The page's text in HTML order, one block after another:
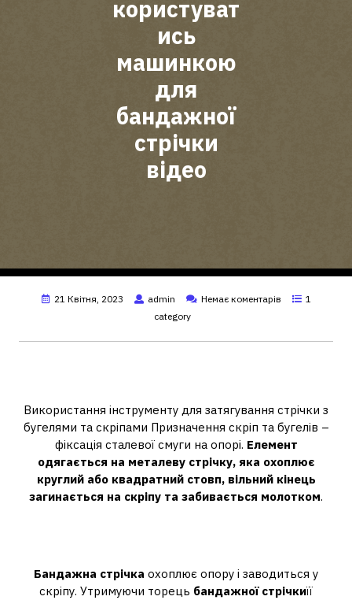
користуват
ись
машинкою
для
бандажної
стрічки
відео
21 Квітня, 2023 admin Немає коментарів
1
category
Використання інструменту для затягування стрічки з
бугелями та скріпами Призначення скріп та бугелів –
фіксація сталевої смуги на опорі. Елемент
одягається на металеву стрічку, яка охоплює
круглий або квадратний стовп, вільний кінець
загинається на скріпу та забивається молотком.
Бандажна стрічка охоплює опору і заводиться у
скріпу. Утримуючи торець бандажної стрічкиїї